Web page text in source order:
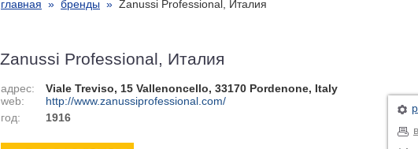
главная » бренды » Zanussi Professional, Италия
Zanussi Professional, Италия
адрес:
Viale Treviso, 15 Vallenoncello, 33170 Pordenone, Italy
web:
http://www.zanussiprofessional.com/
год:
1916